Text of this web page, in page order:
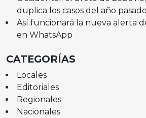
duplica los casos del año pasado
Así funcionará la nueva alerta
en WhatsApp
CATEGORÍAS
Locales
Editoriales
Regionales
Nacionales